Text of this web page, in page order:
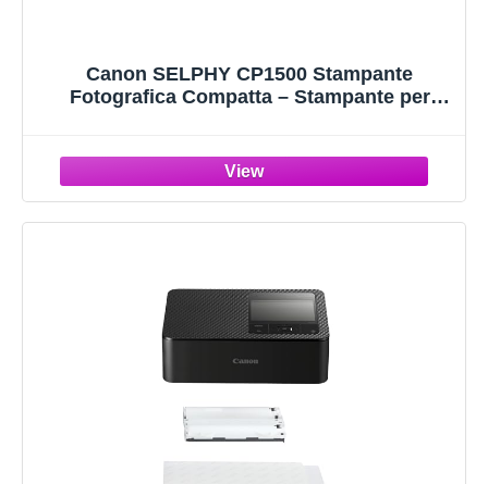
Canon SELPHY CP1500 Stampante
Fotografica Compatta – Stampante per
Ideale per Album di Ritagli e Album
Fotografici, Nero